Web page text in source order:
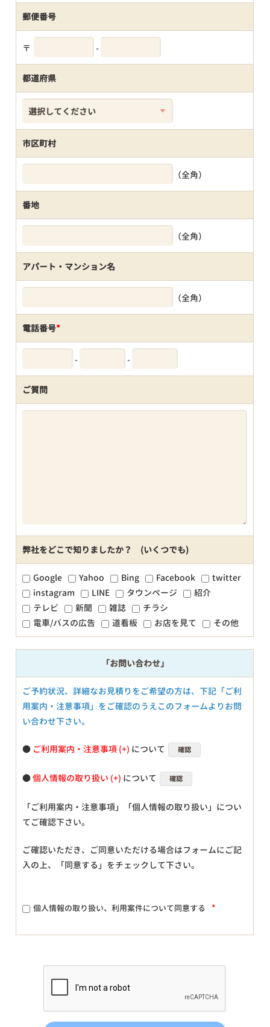
郵便番号
〒 -
都道府県
市区町村
（全角）
番地
（全角）
アパート・マンション名
（全角）
電話番号*
- -
ご質問
弊社をどこで知りましたか？ (いくつでも)
Google Yahoo Bing Facebook
twitter
instagram
LINE タウンページ
紹介
テレビ
新聞 雑誌
チラシ
電車/バスの広告
道看板 お店を見て その他
「お問い合わせ」
ご予約状況、詳細なお見積りをご希望の方は、下記「ご利
用案内・注意事項」をご確認のうえこのフォームよりお問
い合わせ下さい。
● ご利用案内・注意事項 について 確認
●個人情報の取り扱い について 確認
「ご利用案内・注意事項」「個人情報の取り扱い」につい
てご確認下さい。
ご確認いただき、ご同意いただける場合はフォームにご記
入の上、「同意する」をチェックして下さい。
個人情報の取り扱い、利用案件について同意する *